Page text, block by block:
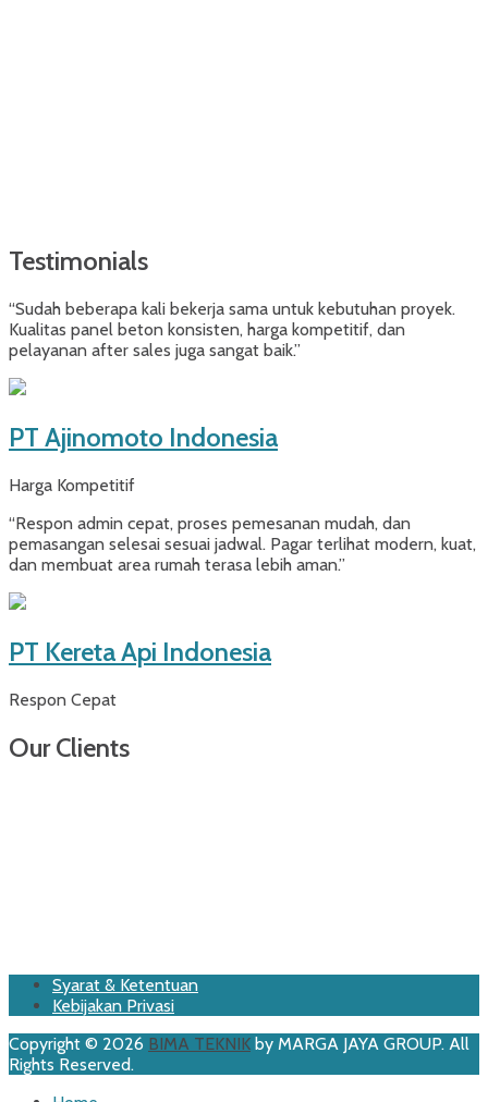
Testimonials
“Sudah beberapa kali bekerja sama untuk kebutuhan proyek.
Kualitas panel beton konsisten, harga kompetitif, dan
pelayanan after sales juga sangat baik.”
PT Ajinomoto Indonesia
Harga Kompetitif
“Respon admin cepat, proses pemesanan mudah, dan
pemasangan selesai sesuai jadwal. Pagar terlihat modern, kuat,
dan membuat area rumah terasa lebih aman.”
PT Kereta Api Indonesia
Respon Cepat
Our Clients
Footer
Menu
Skip
Syarat & Ketentuan
Kebijakan Privasi
Copyright © 2026 BIMA TEKNIK by MARGA JAYA GROUP. All
Rights Reserved.